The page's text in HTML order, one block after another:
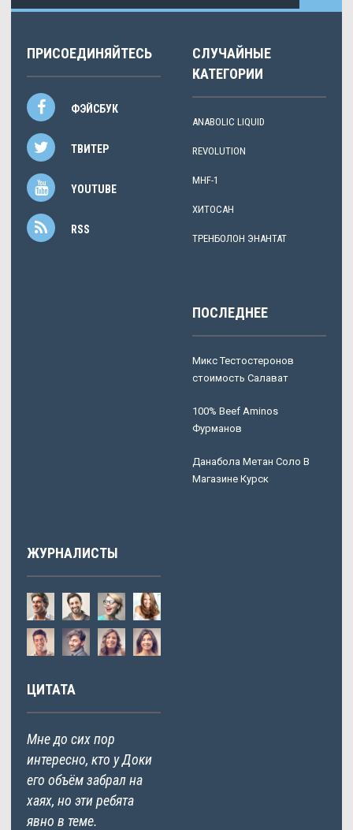
ПРИСОЕДИНЯЙТЕСЬ
ФЭЙСБУК
ТВИТЕР
YOUTUBE
RSS
СЛУЧАЙНЫЕ
КАТЕГОРИИ
ANABOLIC LIQUID
REVOLUTION
MHF-1
ХИТОСАН
ТРЕНБОЛОН ЭНАНТАТ
ПОСЛЕДНЕЕ
Микс Тестостеронов
стоимость Салават
100% Beef Aminos
Фурманов
Данабола Метан Соло В
Магазине Курск
ЖУРНАЛИСТЫ
ЦИТАТА
Мне до сих пор
интересно, кто у Доки
его объём забрал на
хаях, но эти ребята
явно в теме.